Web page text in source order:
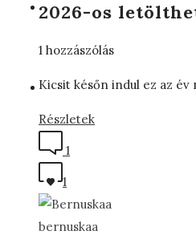
2026-os
1 hozzászólás
Kicsit későn indul ez az
Részletek
1
1
bernuskaa